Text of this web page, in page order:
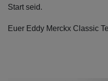
Start seid.
Euer Eddy Merckx Classic